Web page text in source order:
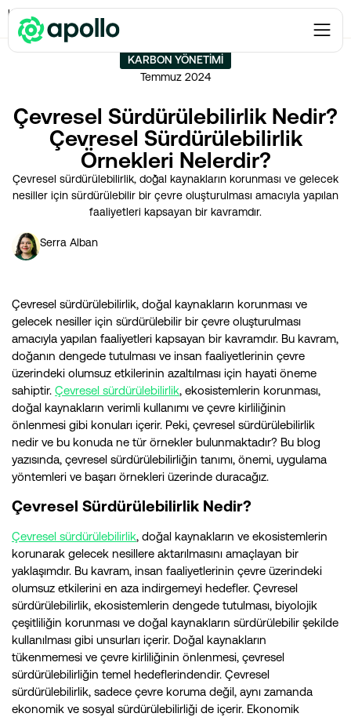
Karbon Yönetimi
Örnekleri Nelerdir?
KARBON YÖNETIMI
Temmuz 2024
Çevresel Sürdürülebilirlik Nedir?
Çevresel Sürdürülebilirlik
Örnekleri Nelerdir?
Çevresel sürdürülebilirlik, doğal kaynakların korunması ve gelecek
nesiller için sürdürülebilir bir çevre oluşturulması amacıyla yapılan
faaliyetleri kapsayan bir kavramdır.
Serra Alban
Çevresel sürdürülebilirlik, doğal kaynakların korunması ve
gelecek nesiller için sürdürülebilir bir çevre oluşturulması
amacıyla yapılan faaliyetleri kapsayan bir kavramdır. Bu kavram,
doğanın dengede tutulması ve insan faaliyetlerinin çevre
üzerindeki olumsuz etkilerinin azaltılması için hayati öneme
sahiptir. Çevresel sürdürülebilirlik, ekosistemlerin korunması,
doğal kaynakların verimli kullanımı ve çevre kirliliğinin
önlenmesi gibi konuları içerir. Peki, çevresel sürdürülebilirlik
nedir ve bu konuda ne tür örnekler bulunmaktadır? Bu blog
yazısında, çevresel sürdürülebilirliğin tanımı, önemi, uygulama
yöntemleri ve başarı örnekleri üzerinde duracağız.
Çevresel Sürdürülebilirlik Nedir?
Çevresel sürdürülebilirlik, doğal kaynakların ve ekosistemlerin
korunarak gelecek nesillere aktarılmasını amaçlayan bir
yaklaşımdır. Bu kavram, insan faaliyetlerinin çevre üzerindeki
olumsuz etkilerini en aza indirgemeyi hedefler. Çevresel
sürdürülebilirlik, ekosistemlerin dengede tutulması, biyolojik
çeşitliliğin korunması ve doğal kaynakların sürdürülebilir şekilde
kullanılması gibi unsurları içerir. Doğal kaynakların
tükenmemesi ve çevre kirliliğinin önlenmesi, çevresel
sürdürülebilirliğin temel hedeflerindendir. Çevresel
sürdürülebilirlik, sadece çevre koruma değil, aynı zamanda
ekonomik ve sosyal sürdürülebilirliği de içerir. Ekonomik